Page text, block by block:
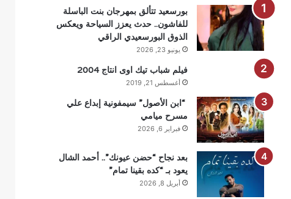
بورسعيد تتألق بمهرجان بنت الباسلة
للفاشون.. حدث يعزز السياحة ويعكس
الذوق البورسعيدي الراقي
يونيو 23, 2026
فيلم شباب تيك اوى انتاج 2004
أغسطس 21, 2019
“ابن الأصول” سيمفونية إبداع علي
مسرح ميامي
فبراير 6, 2026
بعد نجاح “حضن عيونك”.. أحمد الشال
يعود بـ “كده بقينا تمام”
أبريل 8, 2026